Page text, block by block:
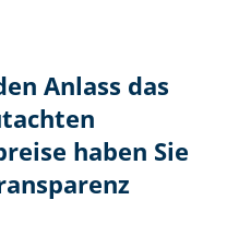
Anlass das
haben Sie